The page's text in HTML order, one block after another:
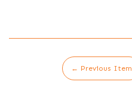
← Previous Item